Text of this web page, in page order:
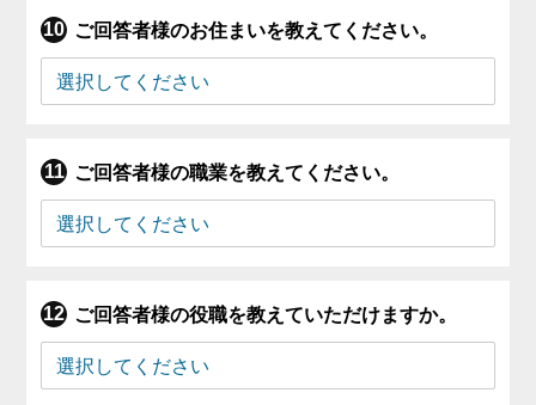
ご回答者様のお住まいを教えてください。
ご回答者様の職業を教えてください。
ご回答者様の役職を教えていただけますか。